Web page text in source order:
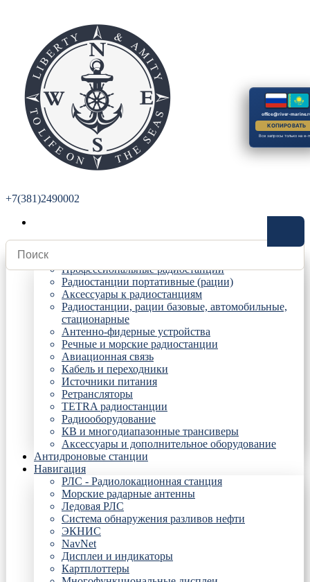
+7(381)2490002
Радиостанции
Профессиональные радиостанции
Радиостанции портативные (рации)
Аксессуары к радиостанциям
Радиостанции, рации базовые, автомобильные,
стационарные
Антенно-фидерные устройства
Речные и морские радиостанции
Авиационная связь
Кабель и переходники
Источники питания
Ретрансляторы
TETRA радиостанции
Радиооборудование
КВ и многодиапазонные трансиверы
Аксессуары и дополнительное оборудование
Антидроновые станции
Навигация
РЛС - Радиолокационная станция
Морские радарные антенны
Ледовая РЛС
Система обнаружения разливов нефти
ЭКНИС
NavNet
Дисплеи и индикаторы
Картплоттеры
office@river-
КОПИРОВАТЬ
Все запросы только на e-